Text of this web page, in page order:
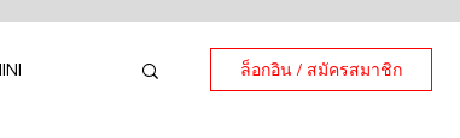
ล็อกอิน / สมัครสมาชิก